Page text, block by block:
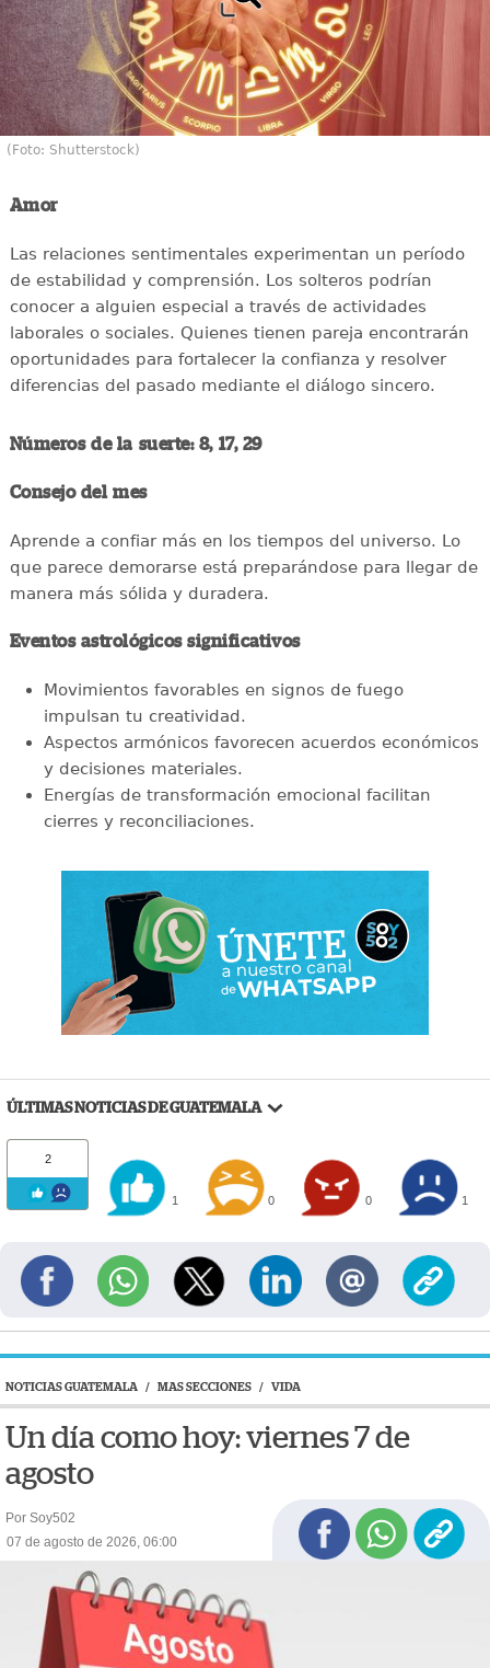
(Foto: Shutterstock)
Amor
Las relaciones sentimentales experimentan un período
de estabilidad y comprensión. Los solteros podrían
conocer a alguien especial a través de actividades
laborales o sociales. Quienes tienen pareja encontrarán
oportunidades para fortalecer la confianza y resolver
diferencias del pasado mediante el diálogo sincero.
Números de la suerte: 8, 17, 29
Consejo del mes
Aprende a confiar más en los tiempos del universo. Lo
que parece demorarse está preparándose para llegar de
manera más sólida y duradera.
Eventos astrológicos significativos
Movimientos favorables en signos de fuego
impulsan tu creatividad.
Aspectos armónicos favorecen acuerdos económicos
y decisiones materiales.
Energías de transformación emocional facilitan
cierres y reconciliaciones.
ÚLTIMAS NOTICIAS DE GUATEMALA
2
1 0 0 1
NOTICIAS GUATEMALA / MAS SECCIONES / VIDA
Un día como hoy: viernes 7 de
agosto
Por Soy502
07 de agosto de 2026, 06:00